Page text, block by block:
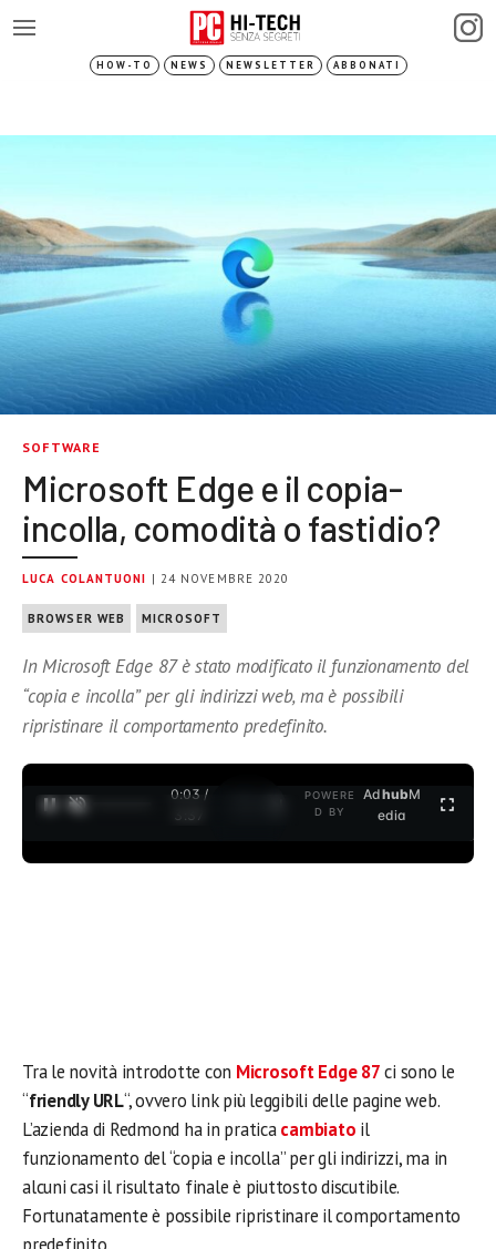
HOW-TO NEWS NEWSLETTER ABBONATI
SOFTWARE
Microsoft Edge e il copia-
incolla, comodità o fastidio?
LUCA COLANTUONI | 24 NOVEMBRE 2020
BROWSER WEB MICROSOFT
In Microsoft Edge 87 è stato modificato il funzionamento del
“copia e incolla” per gli indirizzi web, ma è possibili
ripristinare il comportamento predefinito.
0:04 /
3:37
POWERE
D BY
AdhubM
edia
Tra le novità introdotte con Microsoft Edge 87ci sono le
“friendly URL“, ovvero link più leggibili delle pagine web.
L’azienda di Redmond ha in praticacambiato il
funzionamento del “copia e incolla” per gli indirizzi, ma in
alcuni casi il risultato finale è piuttosto discutibile.
Fortunatamente è possibile ripristinare il comportamento